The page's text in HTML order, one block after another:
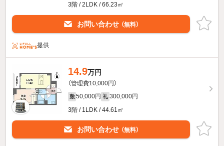
3階 / 2LDK / 66.23㎡
お問い合わせ （無料）
提供
14.9万円
（管理費10,000円）
敷 50,000円 礼 300,000円
3階 / 1LDK / 44.61㎡
お問い合わせ （無料）